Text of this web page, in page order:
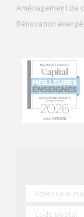
Aménagement de
Rénovation